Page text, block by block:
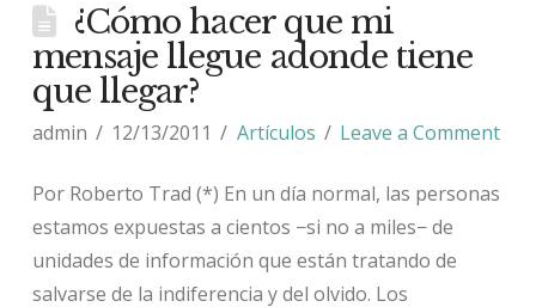
¿Cómo hacer que mi
mensaje llegue adonde tiene
que llegar?
admin 12/13/2011 Artículos Leave a Comment
Por Roberto Trad (*) En un día normal, las personas
estamos expuestas a cientos −si no a miles− de
unidades de información que están tratando de
salvarse de la indiferencia y del olvido. Los